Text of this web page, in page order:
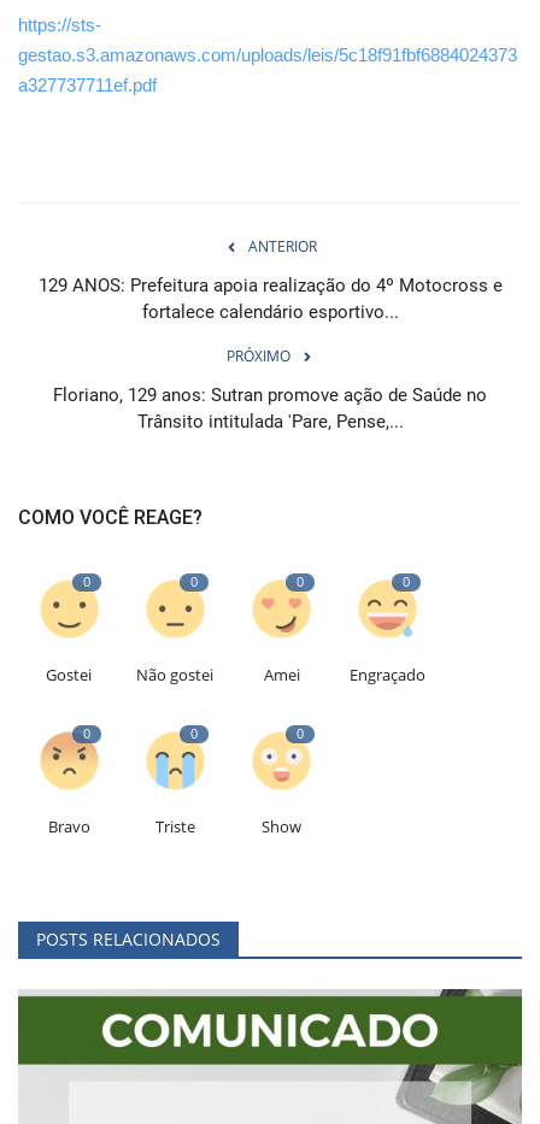
https://sts-
gestao.s3.amazonaws.com/uploads/leis/5c18f91fbf6884024373
a327737711ef.pdf
ANTERIOR
129 ANOS: Prefeitura apoia realização do 4º Motocross e
fortalece calendário esportivo...
PRÓXIMO
Floriano, 129 anos: Sutran promove ação de Saúde no
Trânsito intitulada 'Pare, Pense,...
COMO VOCÊ REAGE?
0
Gostei
0
Não gostei
0
Amei
0
Engraçado
0
Bravo
0
Triste
0
Show
POSTS RELACIONADOS